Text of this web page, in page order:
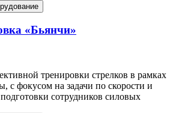
«Бьянчи»
тренировки стрелков в рамках
с фокусом на задачи по скорости и
сотрудников силовых